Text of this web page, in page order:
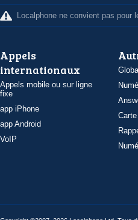
Localphone ne convient pas pour
Appels
internationaux
Appels mobile ou sur ligne
fixe
app iPhone
app Android
VoIP
Carte